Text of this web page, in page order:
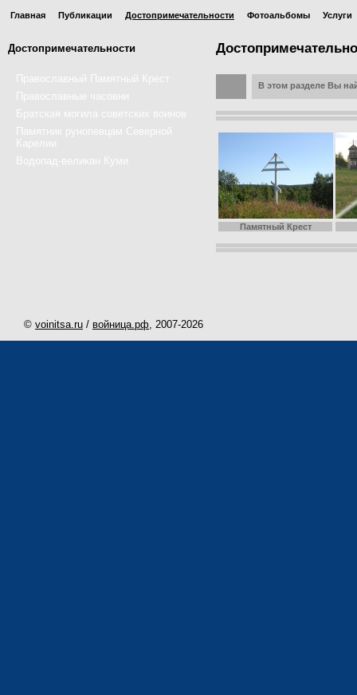
Главная Публикации Достопримечательности Фотоальбомы Услуги
Достопримечательности
Православный Памятный Крест
Православные часовни
Братская могила советских воинов
Памятник рунопевцам Северной
Карелии
Водопад-великан Куми
В этом разделе Вы
Памятный Крест
© voinitsa.ru / войница.рф, 2007-2026